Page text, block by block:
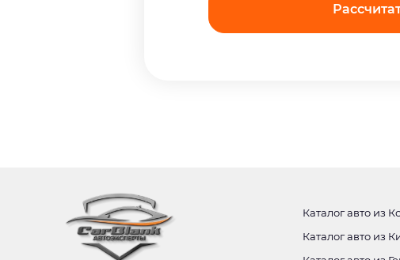
Каталог авто из
Каталог авто из